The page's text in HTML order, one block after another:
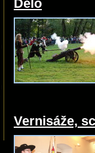
Dělo
Vernisáže,